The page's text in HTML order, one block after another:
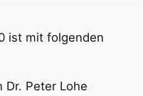
ist mit folgenden
Dr. Peter Lohe